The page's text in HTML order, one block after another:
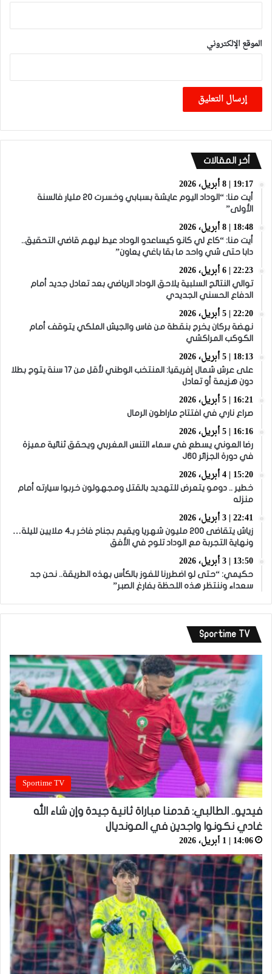
الموقع الإلكتروني
أخر المقالات
19:17 | 8 أبريل، 2026
أيت منا: “الوداد اليوم عايشة بسبابي وخسرت 20 مليار فالسنة
الأولى”
18:48 | 8 أبريل، 2026
أيت منا: “كاع لي كانو كيساعدو الوداد عيط ليهم قاضي التحقيق..
دابا حتى شي واحد ما بقا باغي يعاون”
22:23 | 6 أبريل، 2026
توالي النتائج السلبية يلاحق الوداد الرياضي بعد تعادل جديد أمام
الدفاع الحسني الجديدي
22:20 | 5 أبريل، 2026
نهضة بركان يخرج بنقطة من فاس والجيش الملكي يتوقف أمام
الكوكب المراكشي
18:13 | 5 أبريل، 2026
على عرش شمال إفريقيا: المنتخب الوطني لأقل من 17 سنة يتوج بطلا
دون هزيمة أو تعادل
16:21 | 5 أبريل، 2026
صراع ناري في افتتاح ماراطون الرمال
16:16 | 5 أبريل، 2026
رضا العوني يسطع في سماء التنس المغربي ويحقق ثنائية مميزة
في دورة الجزائر J60
15:20 | 4 أبريل، 2026
خطير .. دومو يتعرض للتهديد بالقتل ومجهولون خربوا سيارته أمام
منزله
22:41 | 3 أبريل، 2026
زياش يتقاضى 200 مليون شهريا ويقيم بجناح فاخر بـ4 ملايين لليلة…
ونهاية التجربة مع الوداد تلوح في الأفق
13:50 | 3 أبريل، 2026
حكيمي: “حتى لو اضطررنا للفوز بالكأس بهذه الطريقة.. نحن جد
سعداء وننتظر هذه اللحظة بفارغ الصبر”
Sportime TV
Sportime TV
فيديو.. الطالبي: قدمنا مباراة ثانية جيدة وإن شاء الله
غادي نكونوا واجدين في المونديال
14:06 | 1 أبريل، 2026